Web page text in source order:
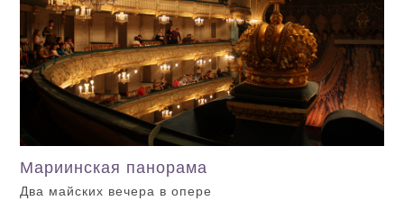
Мариинская панорама
Два майских вечера в опере